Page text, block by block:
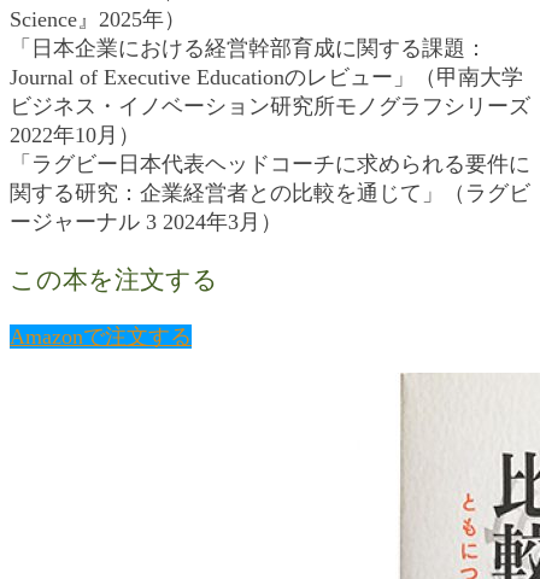
Science』2025年）
「日本企業における経営幹部育成に関する課題：
Journal of Executive Educationのレビュー」（甲南大学
ビジネス・イノベーション研究所モノグラフシリーズ
2022年10月）
「ラグビー日本代表ヘッドコーチに求められる要件に
関する研究：企業経営者との比較を通じて」（ラグビ
ージャーナル 3 2024年3月）
この本を注文する
Amazonで注文する